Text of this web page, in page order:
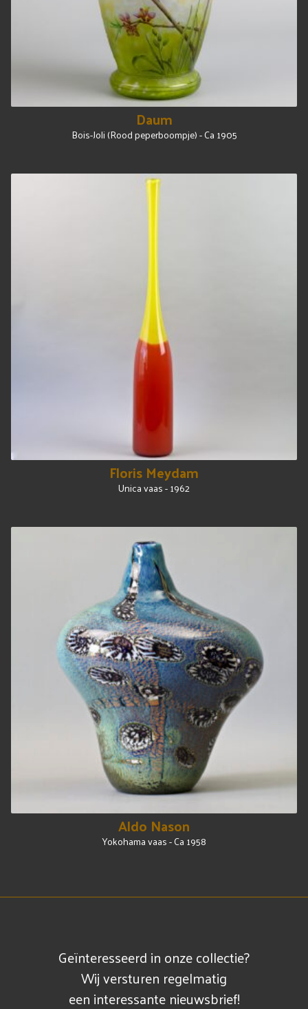
Daum
Bois-Joli (Rood peperboompje) - Ca 1905
Floris Meydam
Unica vaas - 1962
Aldo Nason
Yokohama vaas - Ca 1958
Geïnteresseerd in onze collectie?
Wij versturen regelmatig
een interessante nieuwsbrief!